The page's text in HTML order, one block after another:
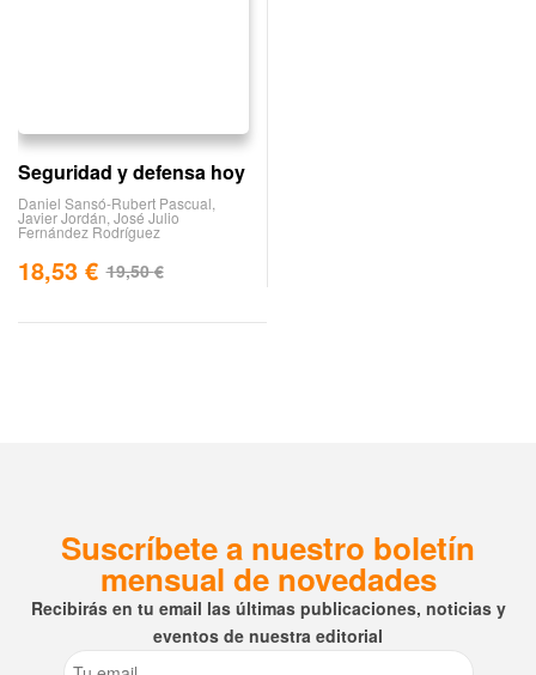
Seguridad y defensa hoy
Daniel Sansó-Rubert Pascual
Javier Jordán José Julio
Fernández Rodríguez
19,50€
18,53 €
Suscríbete a nuestro boletín
mensual de novedades
Recibirás en tu email las últimas publicaciones, noticias y
eventos de nuestra editorial
Email